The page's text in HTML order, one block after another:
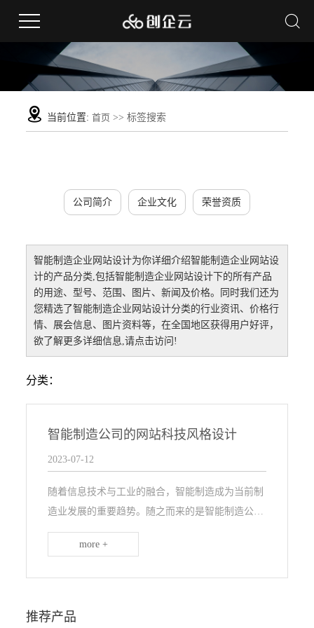
当前位置: 首页 >> 标签搜索
公司简介 企业文化 荣誉资质
智能制造企业网站设计为你详细介绍智能制造企业网站设
计的产品分类,包括智能制造企业网站设计下的所有产品
的用途、型号、范围、图片、新闻及价格。同时我们还为
您精选了智能制造企业网站设计分类的行业资讯、价格行
情、展会信息、图片资料等，在全国地区获得用户好评，
欲了解更多详细信息,请点击访问!
分类：
智能制造公司的网站科技风格设计
2023-07-12
随着信息技术与工业的融合，智能制造成为当前制
造业发展的重要趋势。随之而来的是智能制造公司
的兴起，有了智能制造公司，我们便能够更好地实
现多样化、个性化的需求，提高制造效率，减少人
more +
推荐产品